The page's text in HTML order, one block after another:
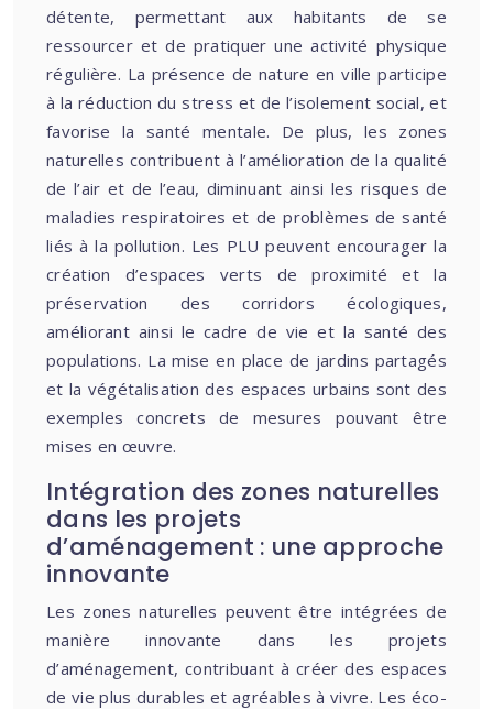
détente, permettant aux habitants de se
ressourcer et de pratiquer une activité physique
régulière. La présence de nature en ville participe
à la réduction du stress et de l’isolement social, et
favorise la santé mentale. De plus, les zones
naturelles contribuent à l’amélioration de la qualité
de l’air et de l’eau, diminuant ainsi les risques de
maladies respiratoires et de problèmes de santé
liés à la pollution. Les PLU peuvent encourager la
création d’espaces verts de proximité et la
préservation des corridors écologiques,
améliorant ainsi le cadre de vie et la santé des
populations. La mise en place de jardins partagés
et la végétalisation des espaces urbains sont des
exemples concrets de mesures pouvant être
mises en œuvre.
Intégration des zones naturelles
dans les projets
d’aménagement : une approche
innovante
Les zones naturelles peuvent être intégrées de
manière innovante dans les projets
d’aménagement, contribuant à créer des espaces
de vie plus durables et agréables à vivre. Les éco-